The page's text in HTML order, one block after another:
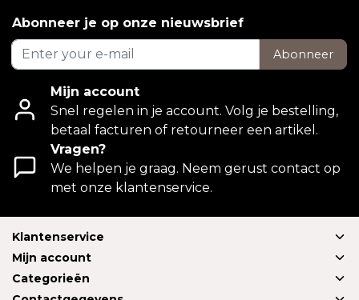
Abonneer je op onze nieuwsbrief
Abonneer
Mijn account
Snel regelen in je account. Volg je bestelling,
betaal facturen of retourneer een artikel.
Vragen?
We helpen je graag. Neem gerust contact op
met onze klantenservice.
Klantenservice
Mijn account
Categorieën